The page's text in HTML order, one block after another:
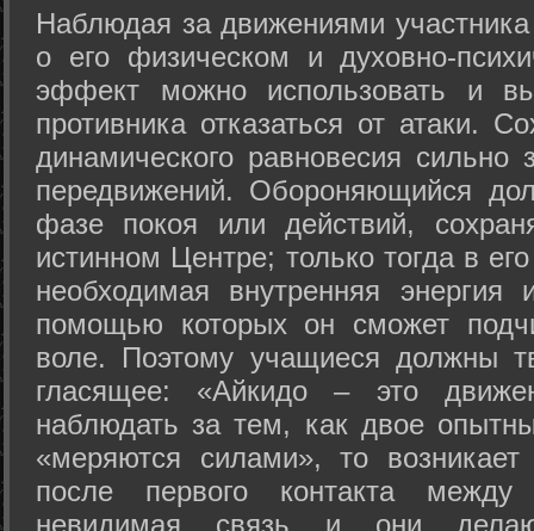
Hаблюдая за движениями
о его физическом и духовно-
эффект можно использовать и
противника отказаться от атаки.
динамического равновесия сильно
передвижений. Обороняющийся
фазе покоя или действий,
истинном Центре; только тогда в
необходимая внутренняя
помощью которых он сможет
воле. Поэтому учащиеся должны
гласящее: «Айкидо – это
наблюдать за тем, как двое
«меряются силами», то возникает
после первого контакта
невидимая связь и они